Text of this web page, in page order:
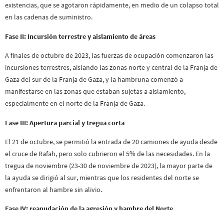
existencias, que se agotaron rápidamente, en medio de un colapso total
en las cadenas de suministro.
Fase II: Incursión terrestre y aislamiento de áreas
A finales de octubre de 2023, las fuerzas de ocupación comenzaron las
incursiones terrestres, aislando las zonas norte y central de la Franja de
Gaza del sur de la Franja de Gaza, y la hambruna comenzó a
manifestarse en las zonas que estaban sujetas a aislamiento,
especialmente en el norte de la Franja de Gaza.
Fase III: Apertura parcial y tregua corta
El 21 de octubre, se permitió la entrada de 20 camiones de ayuda desde
el cruce de Rafah, pero solo cubrieron el 5% de las necesidades. En la
tregua de noviembre (23-30 de noviembre de 2023), la mayor parte de
la ayuda se dirigió al sur, mientras que los residentes del norte se
enfrentaron al hambre sin alivio.